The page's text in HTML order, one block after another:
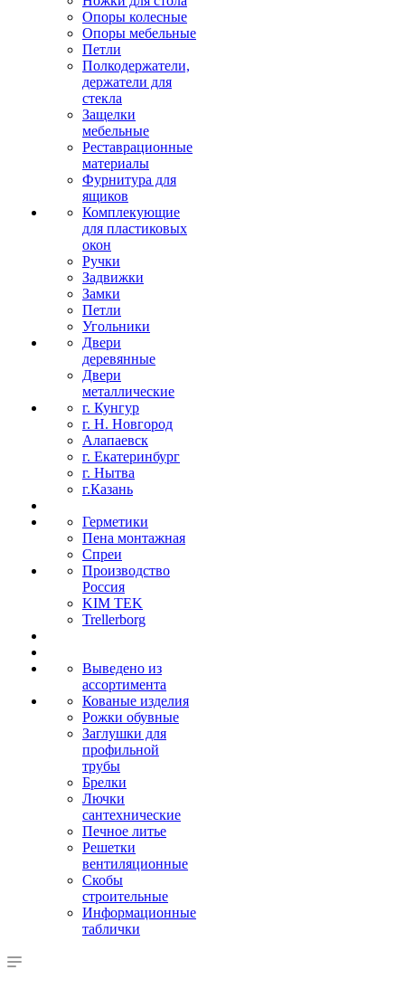
Опоры колесные
Опоры мебельные
Петли
Полкодержатели,
держатели для
стекла
Защелки
мебельные
Реставрационные
материалы
Фурнитура для
ящиков
Комплекующие
для пластиковых
окон
Ручки
Задвижки
Замки
Петли
Угольники
Двери
деревянные
Двери
металлические
г. Кунгур
г. Н. Новгород
Алапаевск
г. Екатеринбург
г. Нытва
г.Казань
Герметики
Пена монтажная
Спреи
Производство
Россия
KIM TEK
Trellerborg
Выведено из
ассортимента
Кованые изделия
Рожки обувные
Заглушки для
профильной
трубы
Брелки
Лючки
сантехнические
Печное литье
Решетки
вентиляционные
Скобы
строительные
Информационные
таблички